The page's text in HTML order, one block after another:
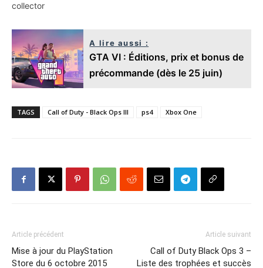
collector
A lire aussi :
GTA VI : Éditions, prix et bonus de
précommande (dès le 25 juin)
TAGS Call of Duty - Black Ops III ps4 Xbox One
Article précédent
Mise à jour du PlayStation
Store du 6 octobre 2015
Article suivant
Call of Duty Black Ops 3 –
Liste des trophées et succès